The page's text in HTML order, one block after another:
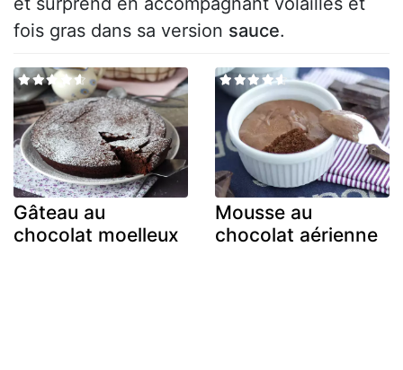
fois gras dans sa version sauce.
Gâteau au
chocolat moelleux
Mousse au
chocolat aérienne